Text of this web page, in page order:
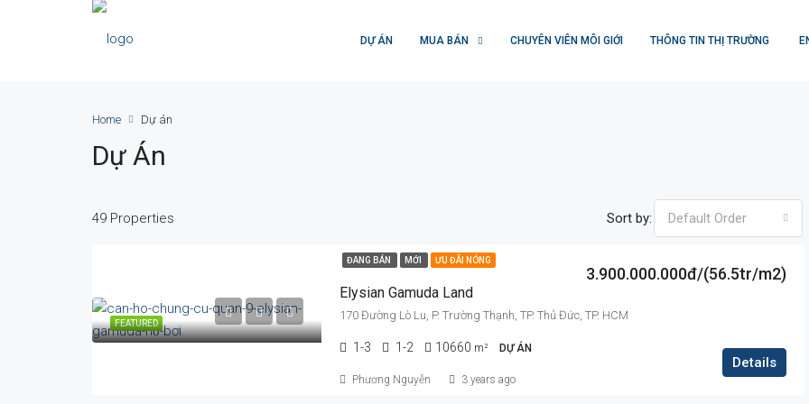
DỰ ÁN MUA BÁN CHUYÊN VIÊN MÔI GIỚI THÔNG TIN THỊ TRƯỜNG
Home Dự án
Dự Án
49 Properties Sort by: Default Order
FEATURED
ĐANG BÁN MỚI ƯU ĐÃI NÓNG
Elysian Gamuda Land
3.900.000.000đ/(56.5tr/m2)
170 Đường Lò Lu, P. Trường Thạnh, TP. Thủ Đức, TP. HCM
1-3 1-2 10660 m² DỰ ÁN
Details
Phương Nguyễn 3 years ago